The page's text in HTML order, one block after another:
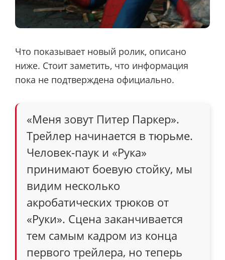
Что показывает новый ролик, описано
ниже. Стоит заметить, что информация
пока не подтверждена официально.
«Меня зовут Питер Паркер».
Трейлер начинается в тюрьме.
Человек-паук и «Рука»
принимают боевую стойку, мы
видим несколько
акробатических трюков от
«Руки». Сцена заканчивается
тем самым кадром из конца
первого трейлера, но теперь